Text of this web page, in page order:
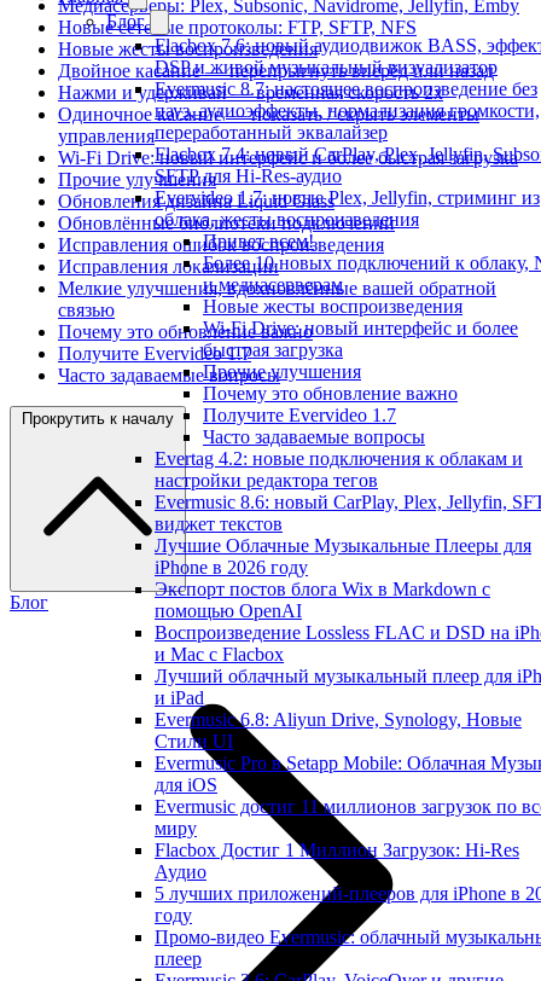
Блог
Flacbox 7.6: новый аудиодвижок BASS,
DSP и живой музыкальный визуализатор
Evermusic 8.7: настоящее воспроизведение без
пауз, аудиоэффекты, нормализация громкости,
переработанный эквалайзер
Flacbox 7.4: новый CarPlay, Plex, Jellyfin,
SFTP для Hi-Res-аудио
Evervideo 1.7: новые Plex, Jellyfin, стриминг из
облака, жесты воспроизведения
Привет всем!
Более 10 новых подключений к облаку,
и медиасерверам
Новые жесты воспроизведения
Wi-Fi Drive: новый интерфейс и более
быстрая загрузка
Прочие улучшения
Почему это обновление важно
Получите Evervideo 1.7
Часто задаваемые вопросы
Evertag 4.2: новые подключения к облакам и
настройки редактора тегов
Evermusic 8.6: новый CarPlay, Plex, Jellyfin,
виджет текстов
Лучшие Облачные Музыкальные Плееры для
iPhone в 2026 году
Экспорт постов блога Wix в Markdown с
помощью OpenAI
Воспроизведение Lossless FLAC и DSD на
и Mac с Flacbox
Лучший облачный музыкальный плеер для
и iPad
Evermusic 6.8: Aliyun Drive, Synology, Новые
Стили UI
Evermusic Pro в Setapp Mobile: Облачная
для iOS
Evermusic достиг 11 миллионов загрузок по
миру
Flacbox Достиг 1 Миллион Загрузок: Hi-Res
Аудио
5 лучших приложений-плееров для iPhone в
году
Промо-видео Evermusic: облачный
плеер
Медиасерверы: Plex, Subsonic, Navidrome, Jellyfin, Emby
Новые сетевые протоколы: FTP, SFTP, NFS
Новые жесты воспроизведения
Двойное касание — перепрыгнуть вперёд или назад
Нажми и удерживай — временная скорость 2x
Одиночное касание — показать / скрыть элементы
управления
Wi-Fi Drive: новый интерфейс и более быстрая загрузка
Прочие улучшения
Обновления дизайна Liquid Glass
Обновлённые библиотеки подключений
Исправления ошибок воспроизведения
Исправления локализации
Мелкие улучшения, вдохновлённые вашей обратной
связью
Почему это обновление важно
Получите Evervideo 1.7
Часто задаваемые вопросы
Прокрутить к началу
Блог